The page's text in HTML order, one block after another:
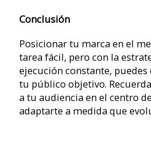
Conclusión
Posicionar tu marca en el
tarea fácil, pero con la
ejecución constante,
tu público objetivo.
a tu audiencia en el centro
adaptarte a medida que